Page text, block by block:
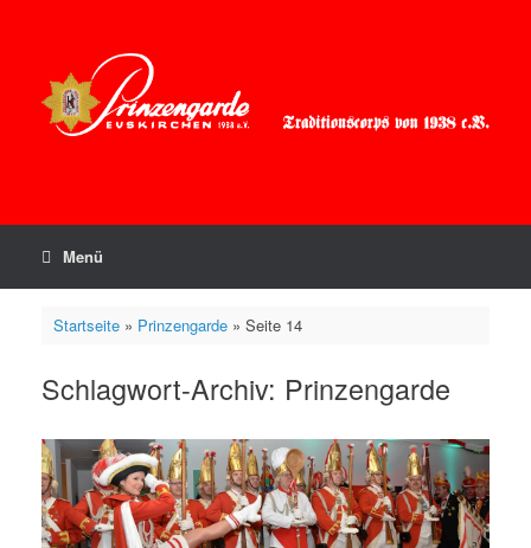
Menü
Startseite» Prinzengarde» Seite 14
Schlagwort-Archiv: Prinzengarde